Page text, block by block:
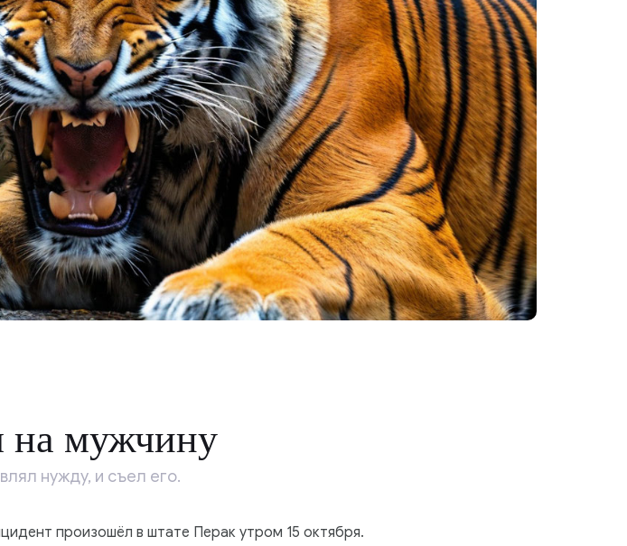
на мужчину
нужду, и съел его.
произошёл в штате Перак утром 15 октября.